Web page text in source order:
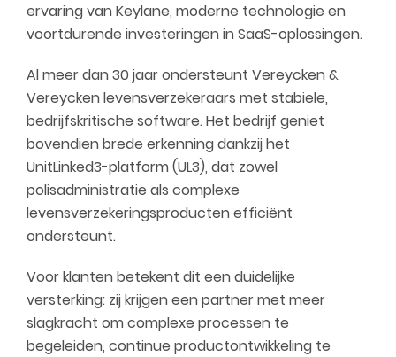
ervaring van Keylane, moderne technologie en
voortdurende investeringen in SaaS-oplossingen.
Al meer dan 30 jaar ondersteunt Vereycken &
Vereycken levensverzekeraars met stabiele,
bedrijfskritische software. Het bedrijf geniet
bovendien brede erkenning dankzij het
UnitLinked3-platform (UL3), dat zowel
polisadministratie als complexe
levensverzekeringsproducten efficiënt
ondersteunt.
Voor klanten betekent dit een duidelijke
versterking: zij krijgen een partner met meer
slagkracht om complexe processen te
begeleiden, continue productontwikkeling te